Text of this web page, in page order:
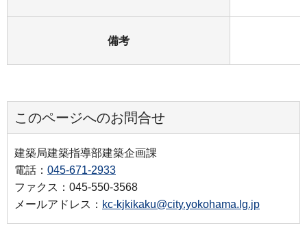
備考
このページへのお問合せ
建築局建築指導部建築企画課
電話： 045-671-2933
ファクス：045-550-3568
メールアドレス： kc-kjkikaku@city.yokohama.lg.jp